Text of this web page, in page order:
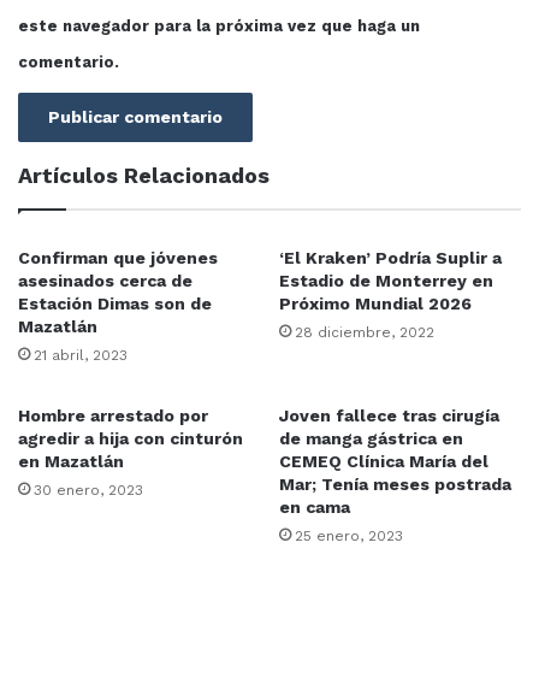
este navegador para la próxima vez que haga un
comentario.
Artículos Relacionados
Confirman que jóvenes
asesinados cerca de
Estación Dimas son de
Mazatlán
21 abril, 2023
‘El Kraken’ Podría Suplir a
Estadio de Monterrey en
Próximo Mundial 2026
28 diciembre, 2022
Hombre arrestado por
agredir a hija con cinturón
en Mazatlán
30 enero, 2023
Joven fallece tras cirugía
de manga gástrica en
CEMEQ Clínica María del
Mar; Tenía meses postrada
en cama
25 enero, 2023